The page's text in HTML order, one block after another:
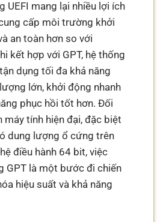
UEFI mang lại nhiều lợi ích
cấp môi trường khởi
an toàn hơn so với
kết hợp với GPT, hệ thống
dụng tối đa khả năng
lớn, khởi động nhanh
phục hồi tốt hơn. Đối
máy tính hiện đại, đặc biệt
dung lượng ổ cứng trên
điều hành 64 bit, việc
GPT là một bước đi chiến
hiệu suất và khả năng